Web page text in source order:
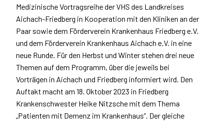
Medizinische Vortragsreihe der VHS des Landkreises
Aichach-Friedberg in Kooperation mit den Kliniken an der
Paar sowie dem Förderverein Krankenhaus Friedberg e.V.
und dem Förderverein Krankenhaus Aichach e.V. in eine
neue Runde. Für den Herbst und Winter stehen drei neue
Themen auf dem Programm, über die jeweils bei
Vorträgen in Aichach und Friedberg informiert wird. Den
Auftakt macht am 18. Oktober 2023 in Friedberg
Krankenschwester Heike Nitzsche mit dem Thema
„Patienten mit Demenz im Krankenhaus“. Der gleiche